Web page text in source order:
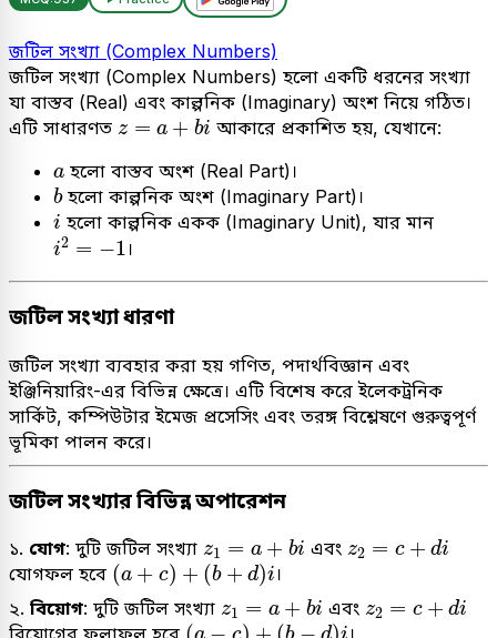
জটিল সংখ্যা (Complex Numbers)
জটিল সংখ্যা (Complex Numbers) হলো একটি ধরনের সংখ্যা
যা বাস্তব (Real) এবং কাল্পনিক (Imaginary) অংশ নিয়ে গঠিত।
এটি সাধারণত z = a + bi
z + b আকারে প্রকাশিত হয়, যেখানে:
a
a হলো বাস্তব অংশ (Real Part)।
b
bহলো কাল্পনিক অংশ (Imaginary Part)।
i
i হলো কাল্পনিক একক (Imaginary Unit), যার মান
i2 = −1
i2= − ।
জটিল সংখ্যা ধারণা
জটিল সংখ্যা ব্যবহার করা হয় গণিত, পদার্থবিজ্ঞান এবং
ইঞ্জিনিয়ারিং-এর বিভিন্ন ক্ষেত্রে। এটি বিশেষ করে ইলেকট্রনিক
সার্কিট, কম্পিউটার ইমেজ প্রসেসিং এবং তরঙ্গ বিশ্লেষণে গুরুত্বপূর্ণ
ভূমিকা পালন করে।
জটিল সংখ্যার বিভিন্ন অপারেশন
১. যোগ: দুটি জটিল সংখ্যা z1 = a + bi
z + b এবং z2 = c + di
z c+ d
যোগফল হবে (a + c) + (b + d)i
(a+c )+ (b +d )
।
২. বিয়োগ: দুটি জটিল সংখ্যা z1 = a + bi
z + b এবং z2 = c + di
z c+ d
(a− c)+ b−d )i